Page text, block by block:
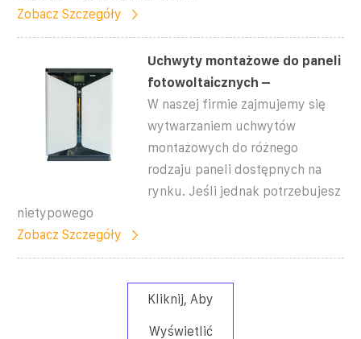
Zobacz Szczegóły
Uchwyty montażowe do paneli
fotowoltaicznych –
W naszej firmie zajmujemy się
wytwarzaniem uchwytów
montażowych do różnego
rodzaju paneli dostępnych na
rynku. Jeśli jednak potrzebujesz
nietypowego
Zobacz Szczegóły
Kliknij, Aby
Wyświetlić